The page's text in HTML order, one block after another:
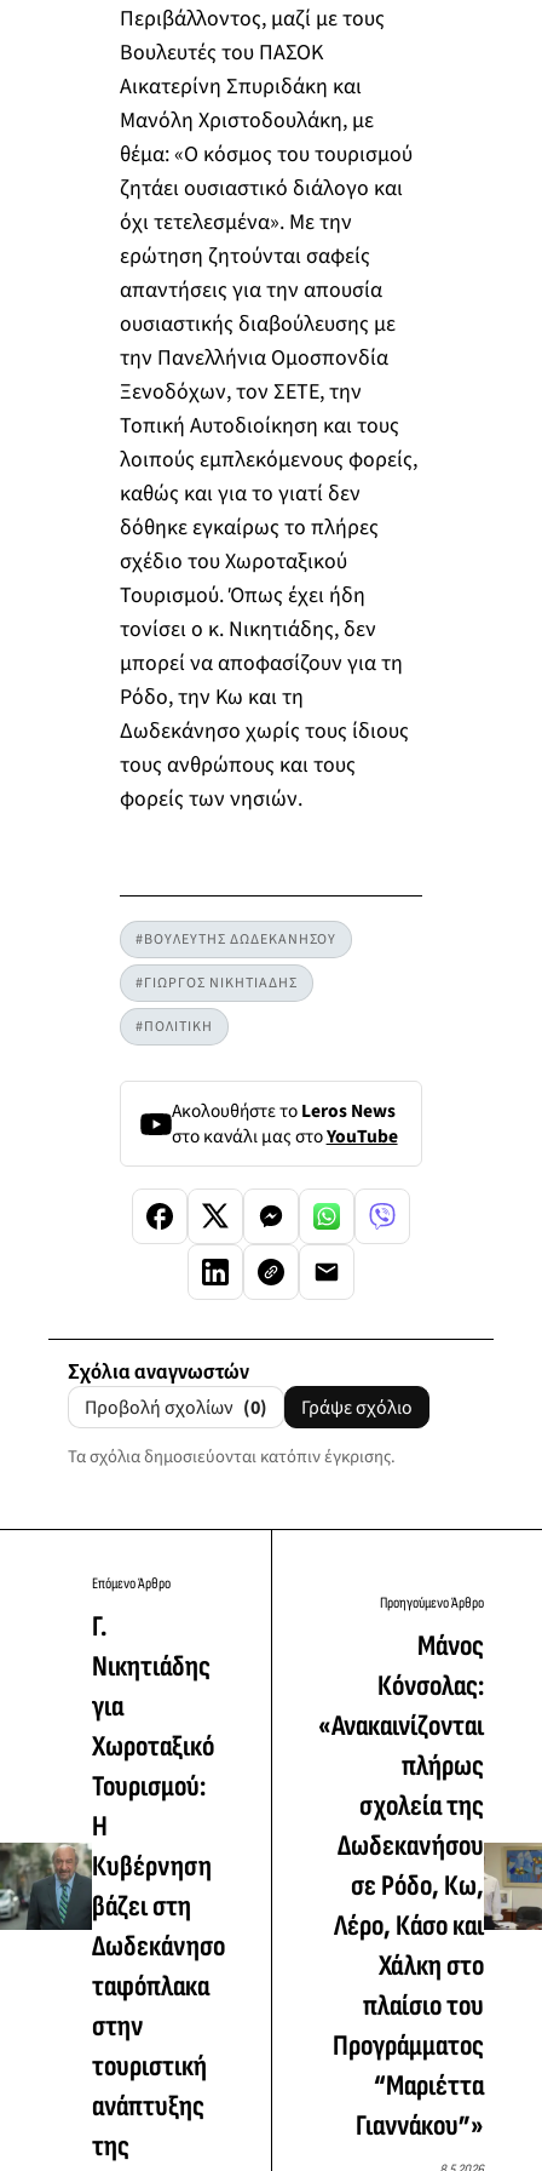
Περιβάλλοντος, μαζί με τους
Βουλευτές του ΠΑΣΟΚ
Αικατερίνη Σπυριδάκη και
Μανόλη Χριστοδουλάκη, με
θέμα: «Ο κόσμος του τουρισμού
ζητάει ουσιαστικό διάλογο και
όχι τετελεσμένα». Με την
ερώτηση ζητούνται σαφείς
απαντήσεις για την απουσία
ουσιαστικής διαβούλευσης με
την Πανελλήνια Ομοσπονδία
Ξενοδόχων, τον ΣΕΤΕ, την
Τοπική Αυτοδιοίκηση και τους
λοιπούς εμπλεκόμενους φορείς,
καθώς και για το γιατί δεν
δόθηκε εγκαίρως το πλήρες
σχέδιο του Χωροταξικού
Τουρισμού. Όπως έχει ήδη
τονίσει ο κ. Νικητιάδης, δεν
μπορεί να αποφασίζουν για τη
Ρόδο, την Κω και τη
Δωδεκάνησο χωρίς τους ίδιους
τους ανθρώπους και τους
φορείς των νησιών.
#ΒΟΥΛΕΥΤΗΣ ΔΩΔΕΚΑΝΗΣΟΥ
#ΓΙΩΡΓΟΣ ΝΙΚΗΤΙΑΔΗΣ
#ΠΟΛΙΤΙΚΗ
Ακολουθήστε τοLeros News
στο κανάλι μας στοYouTube
Σχόλια αναγνωστών
Προβολή σχολίων (0) Γράψε σχόλιο
Τα σχόλια δημοσιεύονται κατόπιν έγκρισης.
Επόμενο Άρθρο
Γ.
Νικητιάδης
για
Χωροταξικό
Τουρισμού:
Η
Κυβέρνηση
βάζει στη
Δωδεκάνησο
ταφόπλακα
στην
τουριστική
ανάπτυξης
της
Προηγούμενο Άρθρο
Μάνος
Κόνσολας:
«Ανακαινίζονται
πλήρως
σχολεία της
Δωδεκανήσου
σε Ρόδο, Κω,
Λέρο, Κάσο και
Χάλκη στο
πλαίσιο του
Προγράμματος
“Μαριέττα
Γιαννάκου”»